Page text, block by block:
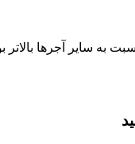
به سایر آجرها